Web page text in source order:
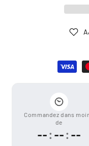
Commandez dans
de
--: --: --